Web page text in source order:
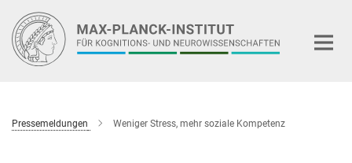
Hauptinhalt
Pressemeldungen Weniger Stress, mehr soziale Kompetenz